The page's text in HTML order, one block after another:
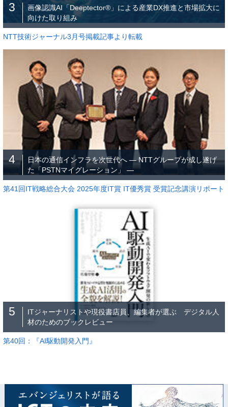
3
画像認識AI「Deeptector®」による産業DX推進と市場拡大に
向けた取り組み
NTT技術ジャーナル3月号掲載記事より転載
4
日本の通信インフラを次世代へ ― NTTグループが成し遂げ
た「PSTNマイグレーション」 ―
第41回IT戦略総合大会 2025年度IT賞 IT優秀賞 受賞記念講演リポート
5
ITジャーナリストや現役書店員、編集者が選ぶ デジタル人
材のためのブックレビュー
第40回：『AI駆動開発入門』